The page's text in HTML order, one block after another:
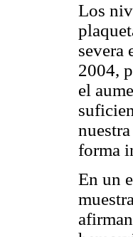
Los
severa
2004,
el
forma
En un